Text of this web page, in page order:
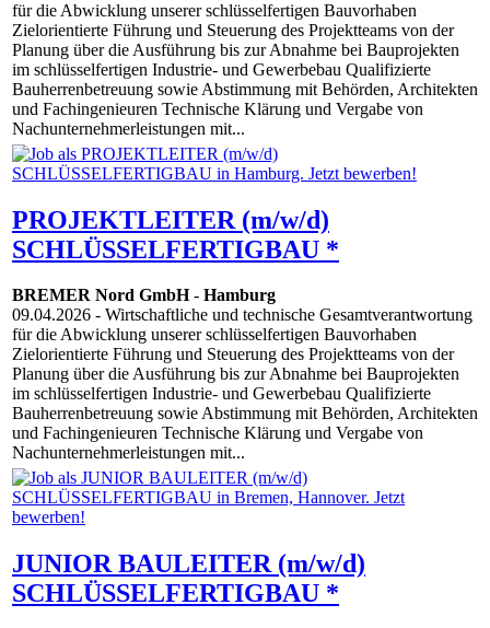
für die Abwicklung unserer schlüsselfertigen Bauvorhaben
Zielorientierte Führung und Steuerung des Projektteams von der
Planung über die Ausführung bis zur Abnahme bei Bauprojekten
im schlüsselfertigen Industrie- und Gewerbebau Qualifizierte
Bauherrenbetreuung sowie Abstimmung mit Behörden, Architekten
und Fachingenieuren Technische Klärung und Vergabe von
Nachunternehmerleistungen mit...
PROJEKTLEITER (m/w/d)
SCHLÜSSELFERTIGBAU *
BREMER Nord GmbH- Hamburg
09.04.2026 - Wirtschaftliche und technische Gesamtverantwortung
für die Abwicklung unserer schlüsselfertigen Bauvorhaben
Zielorientierte Führung und Steuerung des Projektteams von der
Planung über die Ausführung bis zur Abnahme bei Bauprojekten
im schlüsselfertigen Industrie- und Gewerbebau Qualifizierte
Bauherrenbetreuung sowie Abstimmung mit Behörden, Architekten
und Fachingenieuren Technische Klärung und Vergabe von
Nachunternehmerleistungen mit...
JUNIOR BAULEITER (m/w/d)
SCHLÜSSELFERTIGBAU *